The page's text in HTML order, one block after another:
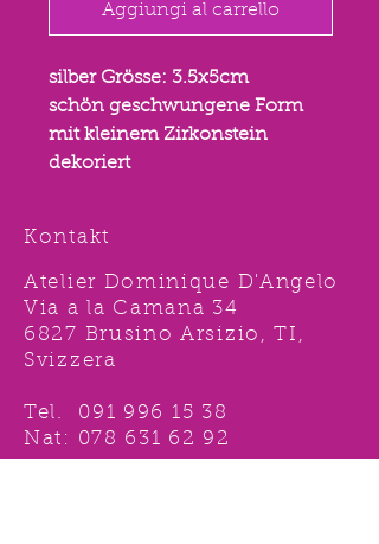
Aggiungi al carrello
silber Grösse: 3.5x5cm
schön geschwungene Form
mit kleinem Zirkonstein
dekoriert
Kontakt
Atelier Dominique D'Angelo
Via a la Camana 34
6827 Brusino Arsizio, TI,
Svizzera
Tel. 091 996 15 38
Nat: 078 631 62 92